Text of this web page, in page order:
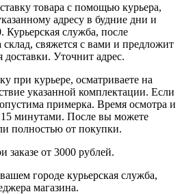
товара с помощью курьера,
адресу в будние дни и
Курьерская служба, после
склад, свяжется с вами и предложит
доставки. Уточнит адрес.
при курьере, осматриваете на
указанной комплектации. Если
примерка. Время осмотра и
минутами. После вы можете
полностью от покупки.
заказе от 3000 рублей.
городе курьерская служба,
магазина.